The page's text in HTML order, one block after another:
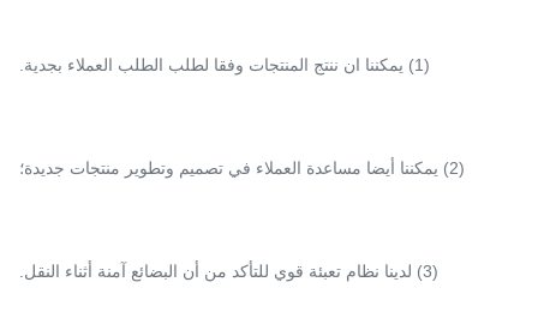
(1) يمكننا ان ننتج المنتجات وفقا لطلب الطلب العملاء بجدية.
(2) يمكننا أيضا مساعدة العملاء في تصميم وتطوير منتجات جديدة؛
(3) لدينا نظام تعبئة قوي للتأكد من أن البضائع آمنة أثناء النقل.